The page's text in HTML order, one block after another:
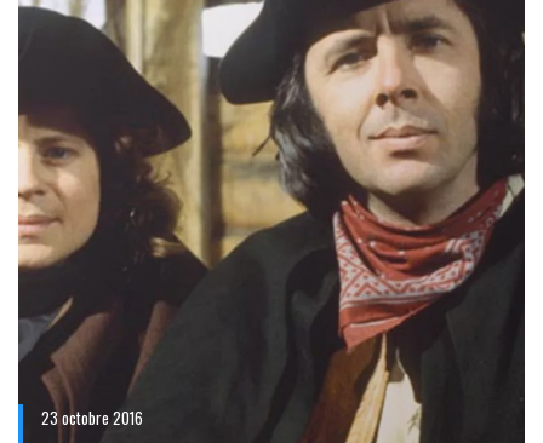
23 octobre 2016